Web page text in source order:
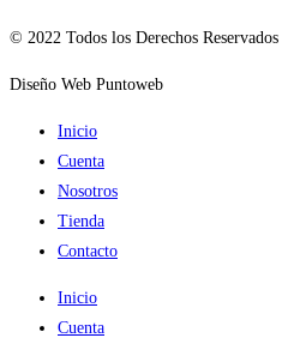
© 2022 Todos los Derechos Reservados
Diseño Web Puntoweb
Inicio
Cuenta
Nosotros
Tienda
Contacto
Inicio
Cuenta